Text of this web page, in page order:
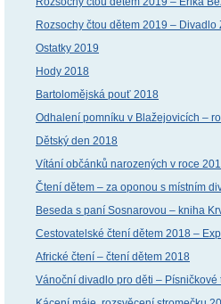
Rozsochy čtou dětem 2019 – Divadlo
Ostatky 2019
Hody 2018
Bartolomějská pouť 2018
Odhalení pomníku v Blažejovicích –
Dětský den 2018
Vítání občánků narozených v roce
Čtení dětem – za oponou s místním
Beseda s paní Sosnarovou – kniha
Cestovatelské čtení dětem 2018 –
Africké čtení – čtení dětem 2018
Vánoční divadlo pro děti – Písničkové